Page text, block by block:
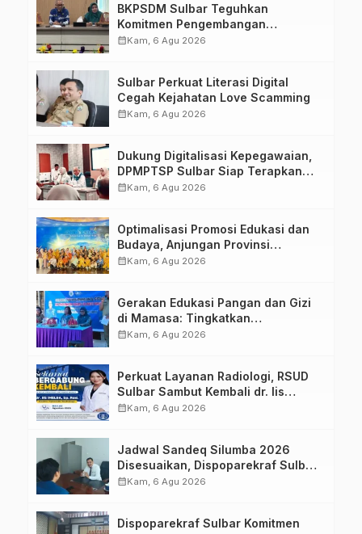
BKPSDM Sulbar Teguhkan
Komitmen Pengembangan
Kompetensi ASN melalui
calendar_monthKam, 6 Agu 2026
Sulbar Perkuat Literasi Digital
Cegah Kejahatan Love Scamming
calendar_monthKam, 6 Agu 2026
Dukung Digitalisasi Kepegawaian,
DPMPTSP Sulbar Siap Terapkan
Aplikasi FLEKSI ASN
calendar_monthKam, 6 Agu 2026
Optimalisasi Promosi Edukasi dan
Budaya, Anjungan Provinsi
Sulawesi Barat Perkuat Kolaborasi
calendar_monthKam, 6 Agu 2026
Gerakan Edukasi Pangan dan Gizi
di Mamasa: Tingkatkan
Pengetahuan dan Keterampilan
calendar_monthKam, 6 Agu 2026
Perkuat Layanan Radiologi, RSUD
Sulbar Sambut Kembali dr. Iis
Imelda, Sp.Rad
calendar_monthKam, 6 Agu 2026
Jadwal Sandeq Silumba 2026
Disesuaikan, Dispoparekraf Sulbar
Pastikan Persiapan Tetap
calendar_monthKam, 6 Agu 2026
Dispoparekraf Sulbar Komitmen